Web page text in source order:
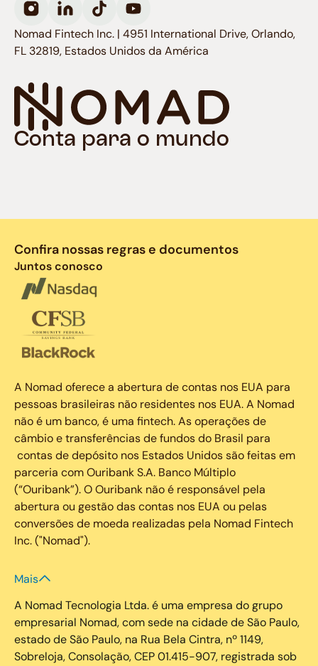
Conta para o mundo
Nomad Fintech Inc. | 4951 International Drive, Orlando,
FL 32819, Estados Unidos da América
Confira nossas regras e documentos
Juntos conosco
A Nomad oferece a abertura de contas nos EUA para
pessoas brasileiras não residentes nos EUA. A Nomad
não é um banco, é uma fintech. As operações de
câmbio e transferências de fundos do Brasil para
contas de depósito nos Estados Unidos são feitas em
parceria com Ouribank S.A. Banco Múltiplo
(“Ouribank”). O Ouribank não é responsável pela
abertura ou gestão das contas nos EUA ou pelas
conversões de moeda realizadas pela Nomad Fintech
Inc. ("Nomad").
Mais
A Nomad Tecnologia Ltda. é uma empresa do grupo
empresarial Nomad, com sede na cidade de São Paulo,
estado de São Paulo, na Rua Bela Cintra, nº 1149,
Sobreloja, Consolação, CEP 01.415-907, registrada sob